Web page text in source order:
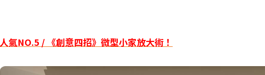
人氣NO.5 / 《創意四招》微型小家放大術！